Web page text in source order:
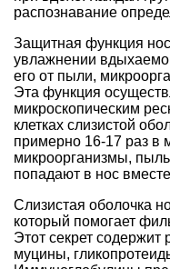
распознавание
Защитная функция
увлажнении
его от пыли,
Эта функция
микроскопическим
клетках слизистой
примерно 16-17 раз в
микроорганизмы,
попадают в нос
Слизистая оболочка
который помогает
Этот секрет содержит
муцины,